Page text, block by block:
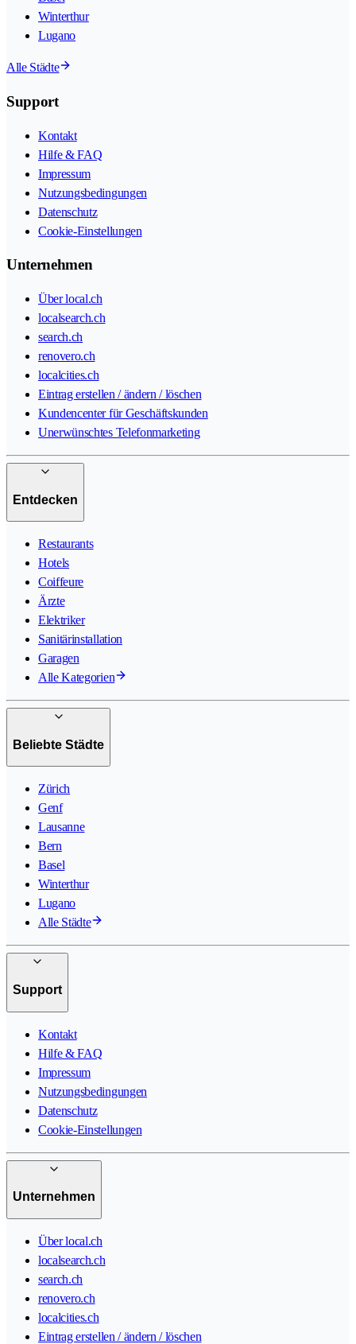
Winterthur
Lugano
Alle Städte
Support
Kontakt
Hilfe & FAQ
Impressum
Nutzungsbedingungen
Datenschutz
Cookie-Einstellungen
Unternehmen
Über local.ch
localsearch.ch
search.ch
renovero.ch
localcities.ch
Eintrag erstellen / ändern / löschen
Kundencenter für Geschäftskunden
Unerwünschtes Telefonmarketing
Entdecken
Restaurants
Hotels
Coiffeure
Ärzte
Elektriker
Sanitärinstallation
Garagen
Alle Kategorien
Beliebte Städte
Zürich
Genf
Lausanne
Bern
Basel
Winterthur
Lugano
Alle Städte
Support
Kontakt
Hilfe & FAQ
Impressum
Nutzungsbedingungen
Datenschutz
Cookie-Einstellungen
Unternehmen
Über local.ch
localsearch.ch
search.ch
renovero.ch
localcities.ch
Eintrag erstellen / ändern / löschen